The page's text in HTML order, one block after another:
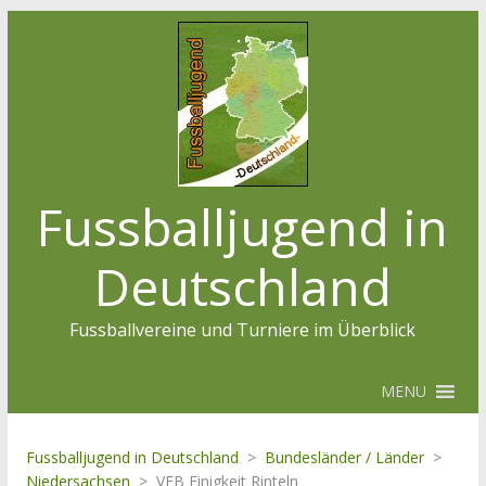
Fussballjugend in
Deutschland
Fussballvereine und Turniere im Überblick
MENU
Fussballjugend in Deutschland > Bundesländer / Länder >
Niedersachsen > VFB Einigkeit Rinteln